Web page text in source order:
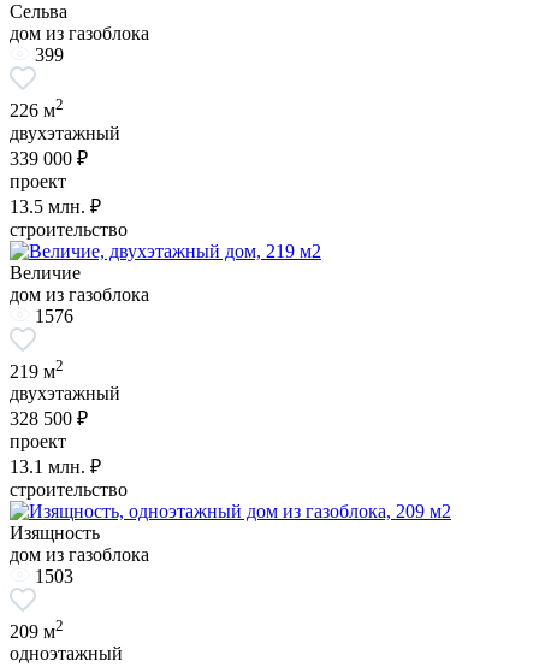
Сельва
дом из газоблока
399
226 м2
двухэтажный
339 000 ₽
проект
13.5 млн. ₽
строительство
Величие
дом из газоблока
1576
219 м2
двухэтажный
328 500 ₽
проект
13.1 млн. ₽
строительство
Изящность
дом из газоблока
1503
209 м2
одноэтажный